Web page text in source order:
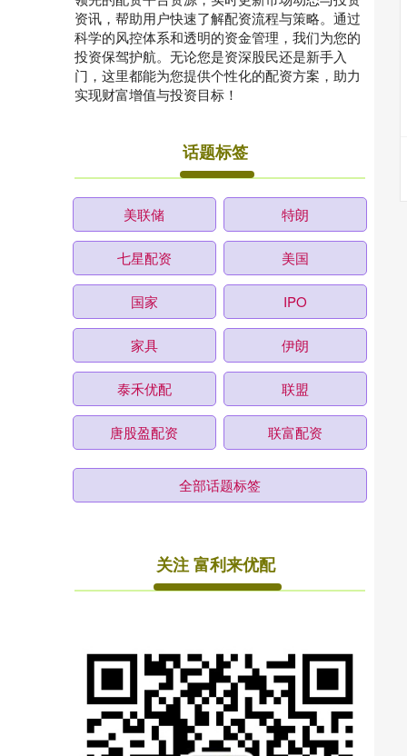
资讯，帮助用户快速了解配资流程与策略。通过
科学的风控体系和透明的资金管理，我们为您的
投资保驾护航。无论您是资深股民还是新手入
门，这里都能为您提供个性化的配资方案，助力
实现财富增值与投资目标！
话题标签
美联储 特朗
七星配资 美国
国家 IPO
家具 伊朗
泰禾优配 联盟
唐股盈配资 联富配资
全部话题标签
关注 富利来优配